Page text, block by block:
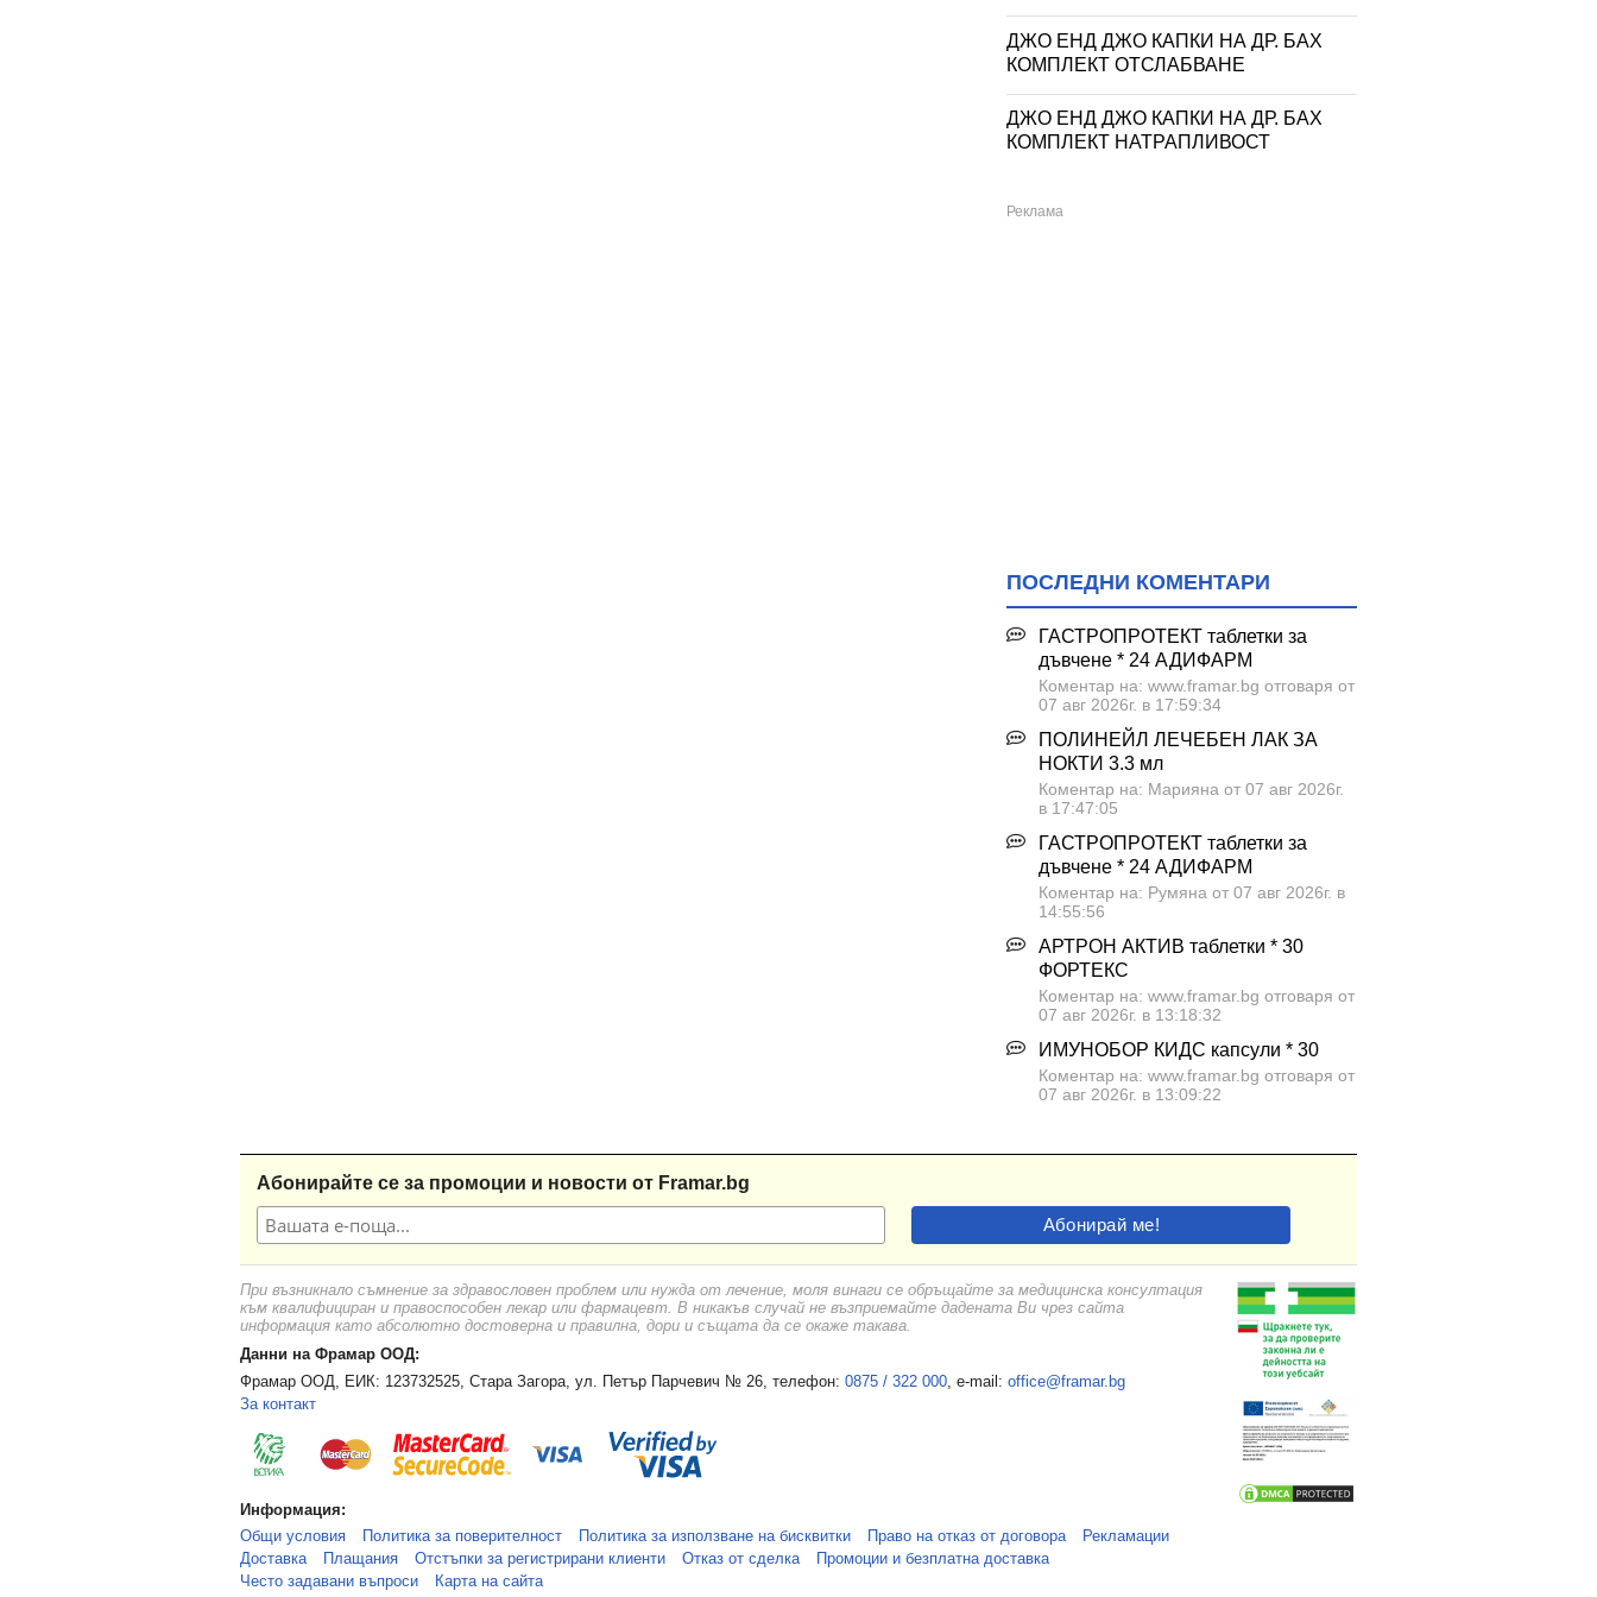
ДЖО ЕНД ДЖО КАПКИ НА ДР. БАХ
КОМПЛЕКТ ОТСЛАБВАНЕ
ДЖО ЕНД ДЖО КАПКИ НА ДР. БАХ
КОМПЛЕКТ НАТРАПЛИВОСТ
ПОСЛЕДНИ КОМЕНТАРИ
ГАСТРОПРОТЕКТ таблетки за
дъвчене * 24 АДИФАРМ
Коментар на: www.framar.bg отговаря от
07 авг 2026г. в 17:59:34
ПОЛИНЕЙЛ ЛЕЧЕБЕН ЛАК ЗА
НОКТИ 3.3 мл
Коментар на: Марияна от 07 авг 2026г.
в 17:47:05
ГАСТРОПРОТЕКТ таблетки за
дъвчене * 24 АДИФАРМ
Коментар на: Румяна от 07 авг 2026г. в
14:55:56
АРТРОН АКТИВ таблетки * 30
ФОРТЕКС
Коментар на: www.framar.bg отговаря от
07 авг 2026г. в 13:18:32
ИМУНОБОР КИДС капсули * 30
Коментар на: www.framar.bg отговаря от
07 авг 2026г. в 13:09:22
Абонирайте се за промоции и новости от Framar.bg
При възникнало съмнение за здравословен проблем или нужда от лечение, моля винаги се обръщайте за медицинска консултация
към квалифициран и правоспособен лекар или фармацевт. В никакъв случай не възприемайте дадената Ви чрез сайта
информация като абсолютно достоверна и правилна, дори и същата да се окаже такава.
Данни на Фрамар ООД:
Фрамар ООД, ЕИК: 123732525, Стара Загора, ул. Петър Парчевич № 26, телефон: 0875 / 322 000 , e-mail: office@framar.bg
За контакт
Информация:
Общи условия
Политика за поверителност Политика за използване на бисквитки Право на отказ от договора
Рекламации
Доставка
Плащания Отстъпки за регистрирани клиенти Отказ от сделка
Промоции и безплатна доставка
Често задавани въпроси
Карта на сайта